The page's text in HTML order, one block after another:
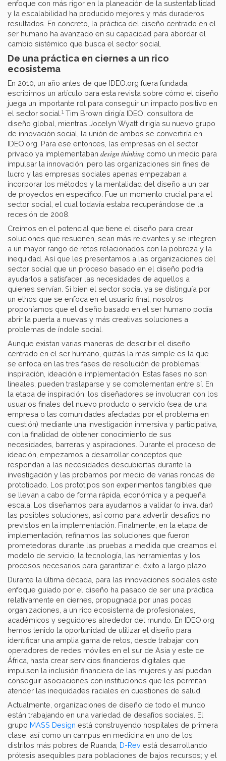
enfoque con más rigor en la planeación de la sustentabilidad
y la escalabilidad ha producido mejores y más duraderos
resultados. En concreto, la práctica del diseño centrado en el
ser humano ha avanzado en su capacidad para abordar el
cambio sistémico que busca el sector social.
De una práctica en ciernes a un rico
ecosistema
En 2010, un año antes de que IDEO.org fuera fundada,
escribimos un artículo para esta revista sobre cómo el diseño
juega un importante rol para conseguir un impacto positivo en
el sector social. 1Tim Brown dirigía IDEO, consultora de
diseño global, mientras Jocelyn Wyatt dirigía su nuevo grupo
de innovación social, la unión de ambos se convertiría en
IDEO.org. Para ese entonces, las empresas en el sector
privado ya implementaban design thinking como un medio para
impulsar la innovación, pero las organizaciones sin fines de
lucro y las empresas sociales apenas empezaban a
incorporar los métodos y la mentalidad del diseño a un par
de proyectos en específico. Fue un momento crucial para el
sector social, el cual todavía estaba recuperándose de la
recesión de 2008.
Creímos en el potencial que tiene el diseño para crear
soluciones que resuenen, sean más relevantes y se integren
a un mayor rango de retos relacionados con la pobreza y la
inequidad. Así que les presentamos a las organizaciones del
sector social que un proceso basado en el diseño podría
ayudarlos a satisfacer las necesidades de aquellos a
quienes servían. Si bien el sector social ya se distinguía por
un ethos que se enfoca en el usuario final, nosotros
proponíamos que el diseño basado en el ser humano podía
abrir la puerta a nuevas y más creativas soluciones a
problemas de índole social.
Aunque existan varias maneras de describir el diseño
centrado en el ser humano, quizás la más simple es la que
se enfoca en las tres fases de resolución de problemas:
inspiración, ideación e implementación. Estas fases no son
lineales, pueden traslaparse y se complementan entre sí. En
la etapa de inspiración, los diseñadores se involucran con los
usuarios finales del nuevo producto o servicio (sea de una
empresa o las comunidades afectadas por el problema en
cuestión) mediante una investigación inmersiva y participativa,
con la finalidad de obtener conocimiento de sus
necesidades, barreras y aspiraciones. Durante el proceso de
ideación, empezamos a desarrollar conceptos que
respondan a las necesidades descubiertas durante la
investigación y las probamos por medio de varias rondas de
prototipado. Los prototipos son experimentos tangibles que
se llevan a cabo de forma rápida, económica y a pequeña
escala. Los diseñamos para ayudarnos a validar (o invalidar)
las posibles soluciones, así como para advertir desafíos no
previstos en la implementación. Finalmente, en la etapa de
implementación, refinamos las soluciones que fueron
prometedoras durante las pruebas a medida que creamos el
modelo de servicio, la tecnología, las herramientas y los
procesos necesarios para garantizar el éxito a largo plazo.
Durante la última década, para las innovaciones sociales este
enfoque guiado por el diseño ha pasado de ser una práctica
relativamente en ciernes, propugnada por unas pocas
organizaciones, a un rico ecosistema de profesionales,
académicos y seguidores alrededor del mundo. En IDEO.org
hemos tenido la oportunidad de utilizar el diseño para
identificar una amplia gama de retos, desde trabajar con
operadores de redes móviles en el sur de Asia y este de
África, hasta crear servicios financieros digitales que
impulsen la inclusión financiera de las mujeres y así puedan
conseguir asociaciones con instituciones que les permitan
atender las inequidades raciales en cuestiones de salud.
Actualmente, organizaciones de diseño de todo el mundo
están trabajando en una variedad de desafíos sociales. El
grupo MASS Design está construyendo hospitales de primera
clase, así como un campus en medicina en uno de los
distritos más pobres de Ruanda; D-Rev está desarrollando
prótesis asequibles para poblaciones de bajos recursos; y el